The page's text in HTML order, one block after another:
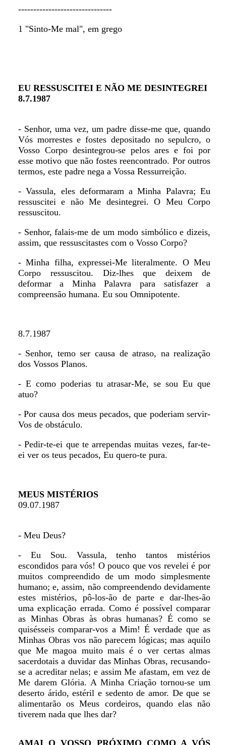
-------------------------------
1 "Sinto-Me mal", em grego
EU RESSUSCITEI E NÃO ME DESINTEGREI
8.7.1987
- Senhor, uma vez, um padre disse-me que, quando
Vós morrestes e fostes depositado no sepulcro, o
Vosso Corpo desintegrou-se pelos ares e foi por
esse motivo que não fostes reencontrado. Por outros
termos, este padre nega a Vossa Ressurreição.
- Vassula, eles deformaram a Minha Palavra; Eu
ressuscitei e não Me desintegrei. O Meu Corpo
ressuscitou.
- Senhor, falais-me de um modo simbólico e dizeis,
assim, que ressuscitastes com o Vosso Corpo?
- Minha filha, expressei-Me literalmente. O Meu
Corpo ressuscitou. Diz-lhes que deixem de
deformar a Minha Palavra para satisfazer a
compreensão humana. Eu sou Omnipotente.
8.7.1987
- Senhor, temo ser causa de atraso, na realização
dos Vossos Planos.
- E como poderias tu atrasar-Me, se sou Eu que
atuo?
- Por causa dos meus pecados, que poderiam servir-
Vos de obstáculo.
- Pedir-te-ei que te arrependas muitas vezes, far-te-
ei ver os teus pecados, Eu quero-te pura.
MEUS MISTÉRIOS
09.07.1987
- Meu Deus?
- Eu Sou. Vassula, tenho tantos mistérios
escondidos para vós! O pouco que vos revelei é por
muitos compreendido de um modo simplesmente
humano; e, assim, não compreendendo devidamente
estes mistérios, pô-los-ão de parte e dar-lhes-ão
uma explicação errada. Como é possível comparar
as Minhas Obras às obras humanas? É como se
quisésseis comparar-vos a Mim! É verdade que as
Minhas Obras vos não parecem lógicas; mas aquilo
que Me magoa muito mais é o ver certas almas
sacerdotais a duvidar das Minhas Obras, recusando-
se a acreditar nelas; e assim Me afastam, em vez de
Me darem Glória. A Minha Criação tornou-se um
deserto árido, estéril e sedento de amor. De que se
alimentarão os Meus cordeiros, quando elas não
tiverem nada que lhes dar?